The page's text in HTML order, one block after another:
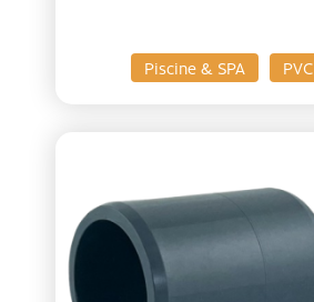
Piscine & SPA PVC